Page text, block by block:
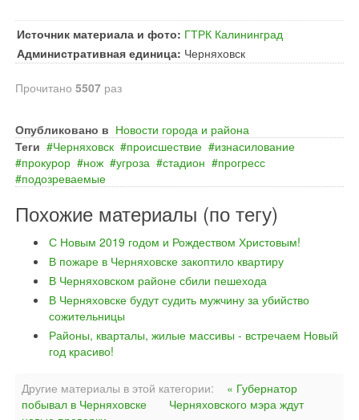
Источник материала и фото: ГТРК Калининград
Административная единица: Черняховск
Прочитано 5507 раз
Опубликовано в Новости города и района
Теги
Черняховск происшествие
изнасилование
прокурор
нож угроза стадион
прогресс
подозреваемые
Похожие материалы (по тегу)
С Новым 2019 годом и Рождеством Христовым!
В пожаре в Черняховске закоптило квартиру
В Черняховском районе сбили пешехода
В Черняховске будут судить мужчину за убийство
сожительницы
Районы, кварталы, жилые массивы - встречаем Новый
год красиво!
Другие материалы в этой категории:
« Губернатор
побывал в Черняховске
Черняховского мэра ждут